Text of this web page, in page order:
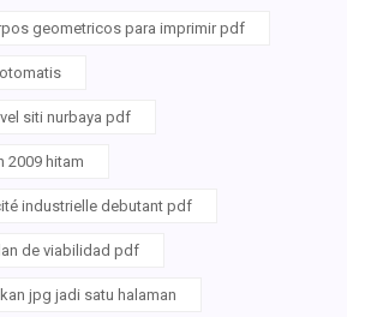
geometricos para imprimir pdf
siti nurbaya pdf
2009 hitam
industrielle debutant pdf
de viabilidad pdf
jpg jadi satu halaman